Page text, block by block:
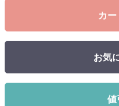
カ
お気
値